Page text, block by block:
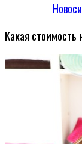
Какая